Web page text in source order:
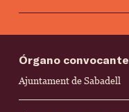
Órgano convocante
Ajuntament de Sabadell